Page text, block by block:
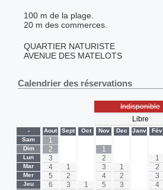
100 m de la plage.
20 m des commerces.
QUARTIER NATURISTE
AVENUE DES MATELOTS
Calendrier des réservations
Indisponible
Libre
-
Sam
Dim
Lun
Mar
Mer
Jeu
Aout
1
2
3
4
5
6
Sept
1
2
3
Oct
1
Nov
1
2
3
4
5
Dec
1
2
3
Janv Fév
1
2
3
4